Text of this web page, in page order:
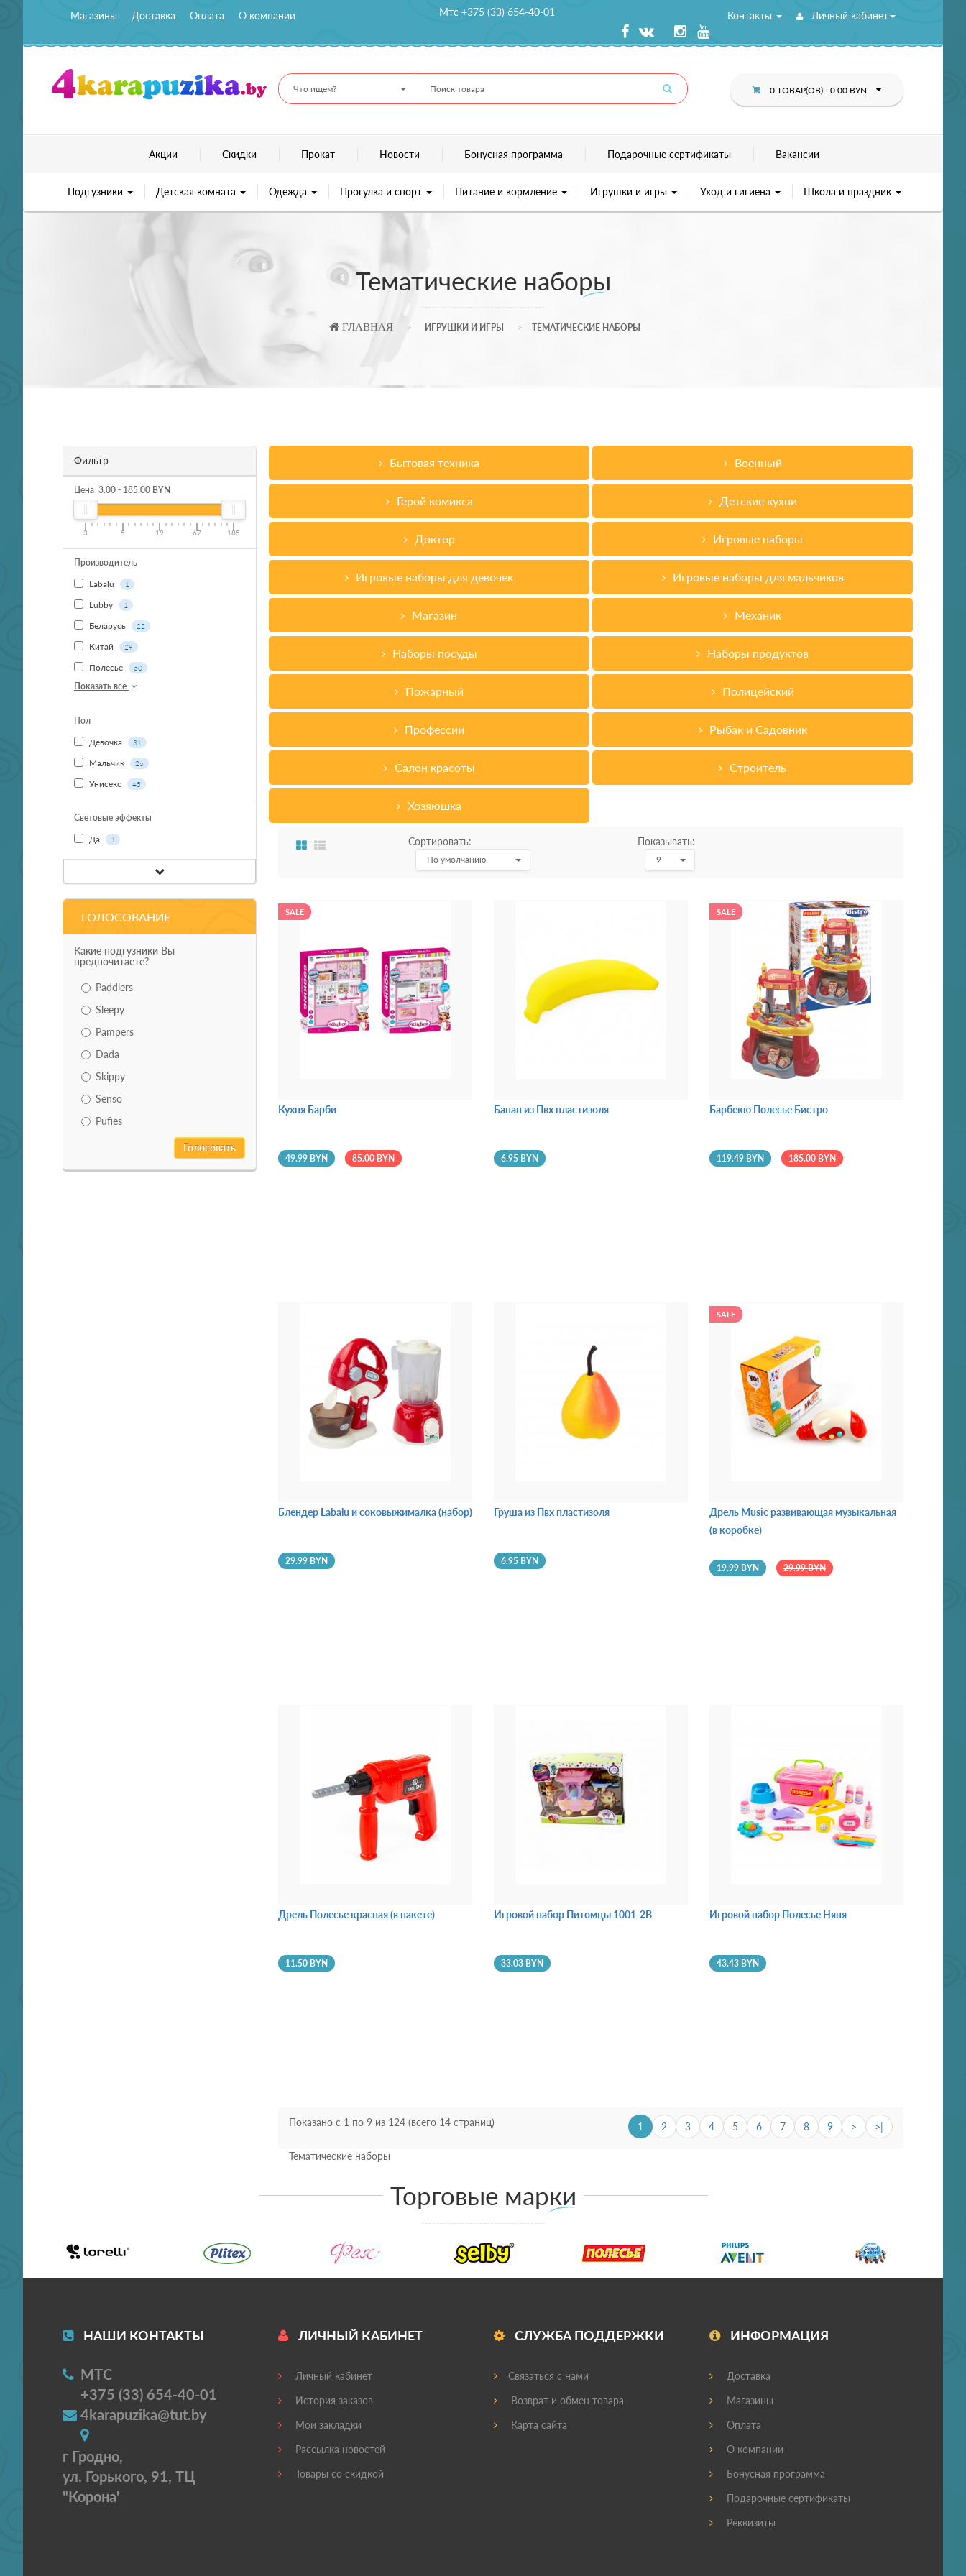
Магазины Доставка Оплата О компании Мтс +375 (33) 654-40-01 Контакты Личный кабинет
Что ищем? 0 ТОВАР(ОВ) - 0.00 BYN
Акции Скидки Прокат Новости Бонусная программа Подарочные сертификаты Вакансии
Подгузники Детская комната Одежда Прогулка и спорт Питание и кормление Игрушки и игры Уход и гигиена Школа и праздник
Тематические наборы
ГЛАВНАЯ ИГРУШКИ И ИГРЫ ТЕМАТИЧЕСКИЕ НАБОРЫ
Фильтр
Цена 3.00 - 185.00 BYN
3 5 19 67 185
Производитель
Labalu
1
Lubby 1
Беларусь 22
Китай 29
Полесье 60
Показать все
Пол
Девочка
31
Мальчик 26
Унисекс 45
Световые эффекты
Да
1
ГОЛОСОВАНИЕ
Какие подгузники Вы
предпочитаете?
Paddlers
Sleepy
Pampers
Dada
Skippy
Senso
Pufies
Бытовая техника Военный
Герой комикса Детские кухни
Доктор Игровые наборы
Игровые наборы для девочек Игровые наборы для мальчиков
Магазин Механик
Наборы посуды Наборы продуктов
Пожарный Полицейский
Профессии Рыбак и Садовник
Салон красоты Строитель
Хозяюшка
Сортировать:
По умолчанию
Показывать:
9
SALE
Кухня Барби
49.99 BYN 85.00 BYN
Банан из Пвх пластизоля
6.95 BYN
SALE
Барбекю Полесье Бистро
119.49 BYN 185.00 BYN
Блендер Labalu и соковыжималкa (набор)
29.99 BYN
Груша из Пвх пластизоля
6.95 BYN
SALE
Дрель Music развивающая музыкальная
(в коробке)
19.99 BYN 29.99 BYN
Дрель Полесье красная (в пакете)
11.50 BYN
Игровой набор Питомцы 1001-2B
33.03 BYN
Игровой набор Полесье Няня
43.43 BYN
Показано с 1 по 9 из 124 (всего 14 страниц) 1 2 3 4 5 6 7 8 9 > >|
Тематические наборы
Торговые марки
НАШИ КОНТАКТЫ
МТС
+375 (33) 654-40-01
4karapuzika@tut.by
г Гродно,
ул. Горького, 91, ТЦ
"Корона'
ЛИЧНЫЙ КАБИНЕТ
Личный кабинет
История заказов
Мои закладки
Рассылка новостей
Товары со скидкой
СЛУЖБА ПОДДЕРЖКИ
Связаться с нами
Возврат и обмен товара
Карта сайта
ИНФОРМАЦИЯ
Доставка
Магазины
Оплата
О компании
Бонусная программа
Подарочные сертификаты
Реквизиты